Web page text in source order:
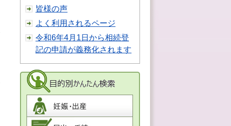
皆様の声
よく利用されるページ
令和6年4月1日から相続登
記の申請が義務化されます